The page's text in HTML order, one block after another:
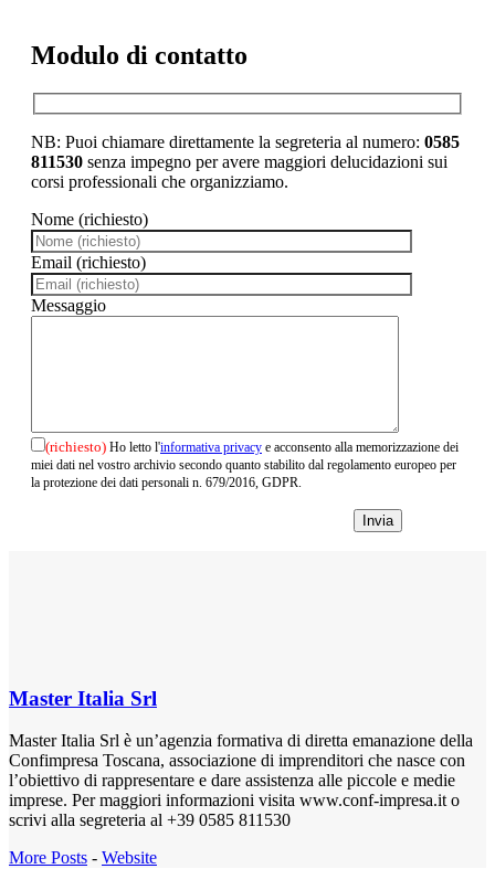
Modulo di contatto
NB: Puoi chiamare direttamente la segreteria al numero: 0585
811530 senza impegno per avere maggiori delucidazioni sui
corsi professionali che organizziamo.
Nome (richiesto)
Email (richiesto)
Messaggio
(richiesto) Ho letto l'informativa privacy e acconsento alla memorizzazione dei
miei dati nel vostro archivio secondo quanto stabilito dal regolamento europeo per
la protezione dei dati personali n. 679/2016, GDPR.
Master Italia Srl
Master Italia Srl è un’agenzia formativa di diretta emanazione della
Confimpresa Toscana, associazione di imprenditori che nasce con
l’obiettivo di rappresentare e dare assistenza alle piccole e medie
imprese. Per maggiori informazioni visita www.conf-impresa.it o
scrivi alla segreteria al +39 0585 811530
More Posts - Website